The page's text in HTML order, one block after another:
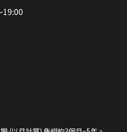
19:00